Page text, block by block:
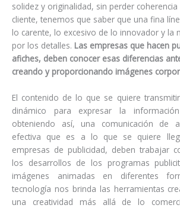
solidez y originalidad, sin perder
cliente, tenemos que saber que una fina
lo carente, lo excesivo de lo innovador y la
por los detalles. Las empresas que hacen
afiches, deben conocer esas diferencias
creando y proporcionando imágenes
El contenido de lo que se quiere
dinámico para expresar la
obteniendo así, una comunicación de
efectiva que es a lo que se quiere
empresas de publicidad, deben trabajar
los desarrollos de los programas
imágenes animadas en diferentes
tecnología nos brinda las herramientas
una creatividad más allá de lo